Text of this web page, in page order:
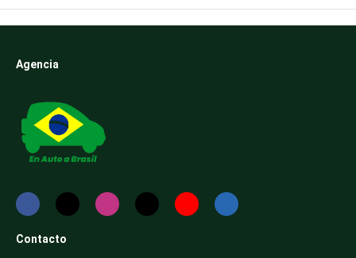
Agencia
Contacto